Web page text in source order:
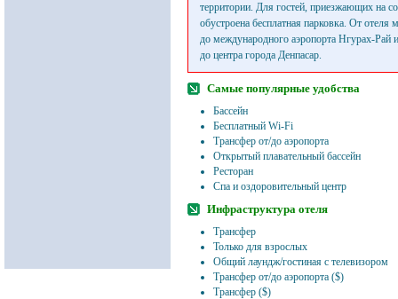
территории. Для гостей, приезжающих на
обустроена бесплатная парковка. От отеля
до международного аэропорта Нгурах-Рай
до центра города Денпасар.
Самые популярные удобства
Бассейн
Бесплатный Wi-Fi
Трансфер от/до аэропорта
Открытый плавательный бассейн
Ресторан
Спа и оздоровительный центр
Инфраструктура отеля
Трансфер
Только для взрослых
Общий лаундж/гостиная с телевизором
Трансфер от/до аэропорта ($)
Трансфер ($)